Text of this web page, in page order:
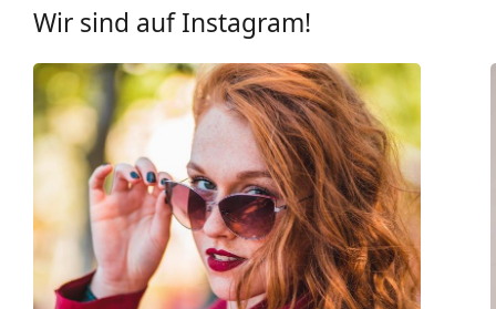
Brillenfassungen
Rahmenform:
Cat Eye
Farbe der Fassung:
schwarz
Material der Fassung:
Kunststoff
Größe:
L
Brillenbreite:
143 mm
Bügellänge:
145 mm
Stegbreite:
19 mm
Wir sind auf Instagram!